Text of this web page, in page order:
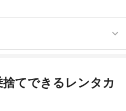
で約20分（送迎なし）
てできるレンタカ